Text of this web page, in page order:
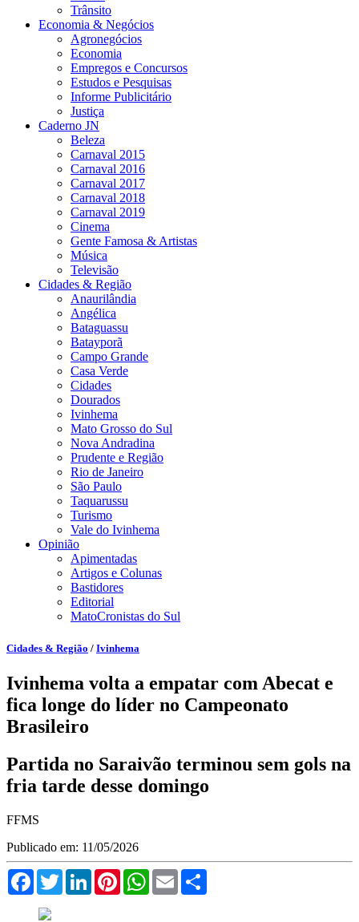
Trânsito
Economia & Negócios
Agronegócios
Economia
Empregos e Concursos
Estudos e Pesquisas
Informe Publicitário
Justiça
Caderno JN
Beleza
Carnaval 2015
Carnaval 2016
Carnaval 2017
Carnaval 2018
Carnaval 2019
Cinema
Gente Famosa & Artistas
Música
Televisão
Cidades & Região
Anaurilândia
Angélica
Bataguassu
Batayporã
Campo Grande
Casa Verde
Cidades
Dourados
Ivinhema
Mato Grosso do Sul
Nova Andradina
Prudente e Região
Rio de Janeiro
São Paulo
Taquarussu
Turismo
Vale do Ivinhema
Opinião
Apimentadas
Artigos e Colunas
Bastidores
Editorial
MatoCronistas do Sul
Cidades & Região / Ivinhema
Ivinhema volta a empatar com Abecat e
fica longe do líder no Campeonato
Brasileiro
Partida no Saraivão terminou sem gols na
fria tarde desse domingo
FFMS
Publicado em: 11/05/2026
FacebookTwitterLinkedInPinterestWhatsApp
Email